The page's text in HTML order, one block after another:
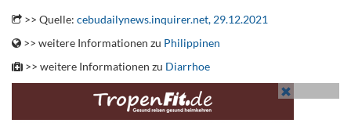
>> Quelle: cebudailynews.inquirer.net, 29.12.2021
>> weitere Informationen zu Philippinen
>> weitere Informationen zu Diarrhoe